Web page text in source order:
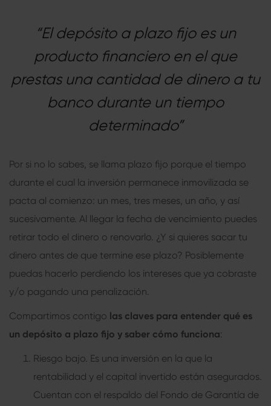
“El depósito a plazo fijo es un
producto financiero en el que
prestas una cantidad de dinero a tu
banco durante un tiempo
determinado”
Por si no lo sabes, se llama plazo fijo porque el tiempo
durante el cual la inversión permanece inmovilizada se
pacta al comienzo: un mes, tres meses, un año, y así
sucesivamente. Al llegar la fecha de vencimiento puedes
retirar todo el dinero o renovarlo. ¿Y si quieres sacar tu
dinero antes de que termine ese plazo? Posiblemente
puedas hacerlo perdiendo los intereses que ya cobraste
y/o pagando una penalización.
Compartimos contigo las claves para entender qué es
un depósito a plazo fijo y saber cómo funciona:
Riesgo bajo. Es una inversión en la que la
rentabilidad y el capital invertido están asegurados.
Cuentan con el respaldo del Fondo de Garantía de